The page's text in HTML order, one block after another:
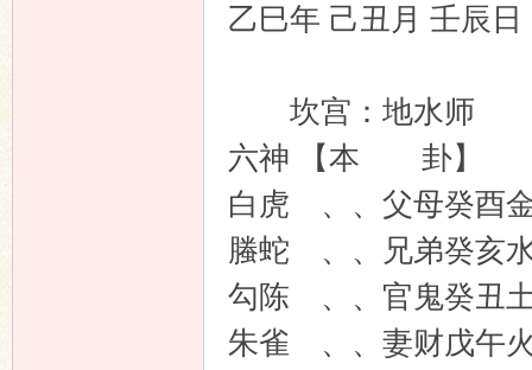
乙巳年 己丑月 壬辰
坎宫：地水师
六神 【本
白虎 、、父母癸
螣蛇 、、兄弟
勾陈 、、官鬼
朱雀 、、妻财戊